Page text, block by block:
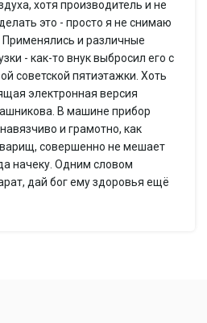
(microSDHC) до 32 Гб
хотя производитель и не
это - просто я не снимаю
и различные
- как-то внук выбросил его с
советской пятиэтажки. Хоть
электронная версия
В машине прибор
и грамотно, как
совершенно не мешает
начеку. Одним словом
дай бог ему здоровья ещё